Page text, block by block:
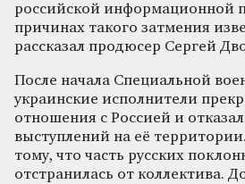
российской информационной
причинах такого затмения
рассказал продюсер Сергей
После начала Специальной
украинские исполнители
отношения с Россией и
выступлений на её
тому, что часть русских
отстранилась от коллектива.